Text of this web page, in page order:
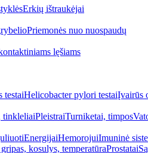
Erkių ištraukėjai
Priemonės nuo nuospaudų
lęšiams
testaiHelicobacter pylori testaiĮvairūs
tinkleliaiPleistraiTurniketai, timpos
EnergijaiHemorojuiImuninė
kosulys, temperatūraProstatai